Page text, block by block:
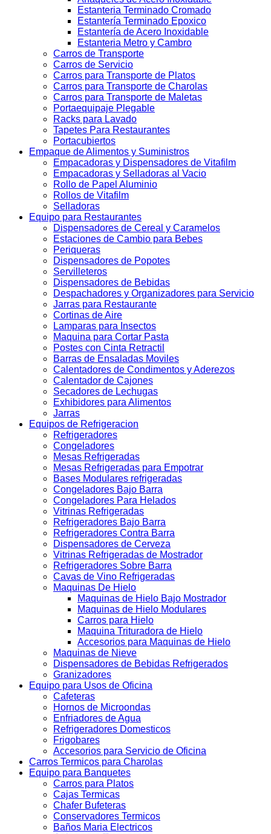
Estanteria Terminado Cromado
Estantería Terminado Epoxico
Estantería de Acero Inoxidable
Estanteria Metro y Cambro
Carros de Transporte
Carros de Servicio
Carros para Transporte de Platos
Carros para Transporte de Charolas
Carros para Transporte de Maletas
Portaequipaje Plegable
Racks para Lavado
Tapetes Para Restaurantes
Portacubiertos
Empaque de Alimentos y Suministros
Empacadoras y Dispensadores de Vitafilm
Empacadoras y Selladoras al Vacio
Rollo de Papel Aluminio
Rollos de Vitafilm
Selladoras
Equipo para Restaurantes
Dispensadores de Cereal y Caramelos
Estaciones de Cambio para Bebes
Periqueras
Dispensadores de Popotes
Servilleteros
Dispensadores de Bebidas
Despachadores y Organizadores para Servicio
Jarras para Restaurante
Cortinas de Aire
Lamparas para Insectos
Maquina para Cortar Pasta
Postes con Cinta Retractil
Barras de Ensaladas Moviles
Calentadores de Condimentos y Aderezos
Calentador de Cajones
Secadores de Lechugas
Exhibidores para Alimentos
Jarras
Equipos de Refrigeracion
Refrigeradores
Congeladores
Mesas Refrigeradas
Mesas Refrigeradas para Empotrar
Bases Modulares refrigeradas
Congeladores Bajo Barra
Congeladores Para Helados
Vitrinas Refrigeradas
Refrigeradores Bajo Barra
Refrigeradores Contra Barra
Dispensadores de Cerveza
Vitrinas Refrigeradas de Mostrador
Refrigeradores Sobre Barra
Cavas de Vino Refrigeradas
Maquinas De Hielo
Maquinas de Hielo Bajo Mostrador
Maquinas de Hielo Modulares
Carros para Hielo
Maquina Trituradora de Hielo
Accesorios para Maquinas de Hielo
Maquinas de Nieve
Dispensadores de Bebidas Refrigerados
Granizadores
Equipo para Usos de Oficina
Cafeteras
Hornos de Microondas
Enfriadores de Agua
Refrigeradores Domesticos
Frigobares
Accesorios para Servicio de Oficina
Carros Termicos para Charolas
Equipo para Banquetes
Carros para Platos
Cajas Termicas
Chafer Bufeteras
Conservadores Termicos
Baños Maria Electricos